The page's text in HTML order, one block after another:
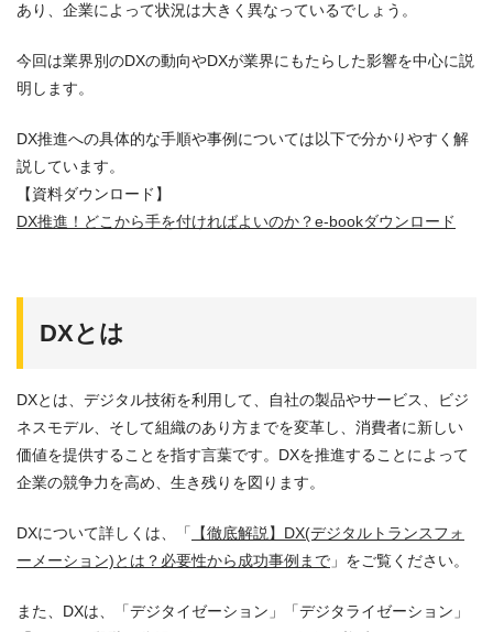
あり、企業によって状況は大きく異なっているでしょう。
今回は業界別のDXの動向やDXが業界にもたらした影響を中心に説
明します。
DX推進への具体的な手順や事例については以下で分かりやすく解
説しています。
【資料ダウンロード】
DX推進！どこから手を付ければよいのか？e-bookダウンロード
DXとは
DXとは、デジタル技術を利用して、自社の製品やサービス、ビジ
ネスモデル、そして組織のあり方までを変革し、消費者に新しい
価値を提供することを指す言葉です。DXを推進することによって
企業の競争力を高め、生き残りを図ります。
DXについて詳しくは、「
【徹底解説】DX(デジタルトランスフォ
ーメーション)とは？必要性から成功事例まで 」をご覧ください。
また、DXは、「デジタイゼーション」「デジタライゼーション」